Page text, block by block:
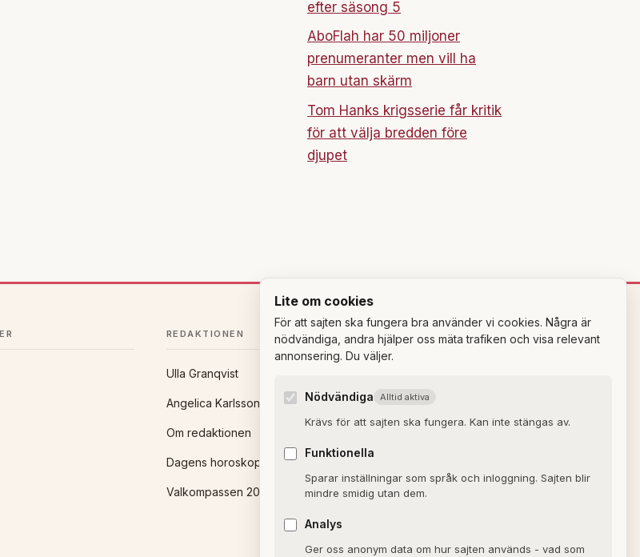
efter säsong 5
AboFlah har 50 miljoner
prenumeranter men vill ha
barn utan skärm
Tom Hanks krigsserie får kritik
för att välja bredden före
djupet
REDAKTIONEN
Ulla Granqvist
Angelica Karlsson
Om redaktionen
Dagens horoskop
Valkompassen 2026
OM SAJTEN
Kontakta oss
Nyhetsbrev
Cookiepolicy
Lite om cookies
För att sajten ska fungera bra använder vi cookies. Några är
nödvändiga, andra hjälper oss mäta trafiken och visa relevant
annonsering. Du väljer.
Nödvändiga Alltid aktiva
Krävs för att sajten ska fungera. Kan inte stängas av.
Funktionella
Sparar inställningar som språk och inloggning. Sajten blir
mindre smidig utan dem.
Analys
Ger oss anonym data om hur sajten används - vad som